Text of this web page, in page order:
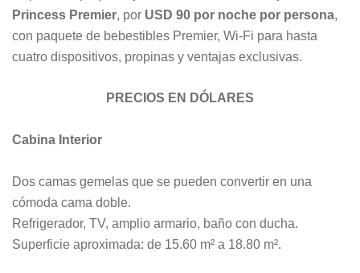
Princess Premier, por USD 90 por noche por persona,
con paquete de bebestibles Premier, Wi-Fi para hasta
cuatro dispositivos, propinas y ventajas exclusivas.
PRECIOS EN DÓLARES
Cabina Interior
Dos camas gemelas que se pueden convertir en una
cómoda cama doble.
Refrigerador, TV, amplio armario, baño con ducha.
Superficie aproximada: de 15.60 m² a 18.80 m².